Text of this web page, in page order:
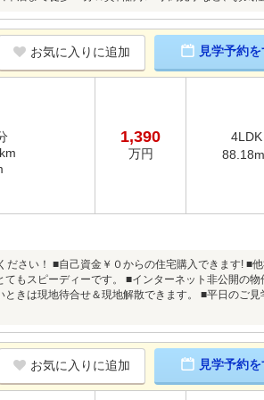
お気に入りに追加 見学予約
1,390
万円
4LDK
88.18m
ださい！ ■自己資金￥０からの住宅購入できます! ■
もスピーディーです。 ■インターネット非公開の
きは現地待合せ＆現地解散できます。 ■平日のご
お気に入りに追加 見学予約